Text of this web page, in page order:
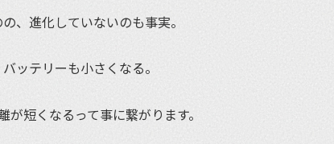
、進化していないのも事実。
ッテリーも小さくなる。
短くなるって事に繋がります。